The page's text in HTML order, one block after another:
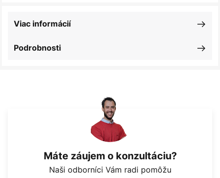
Podrobnosti
Viac informácií
Máte záujem o konzultáciu?
Naši odborníci Vám radi pomôžu